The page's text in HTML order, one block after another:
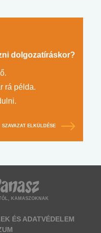
dolgozatíráskor?
rá példa.
SZAVAZAT ELKÜLDÉSE
KAMASZOKNAK
ÉS ADATVÉDELEM